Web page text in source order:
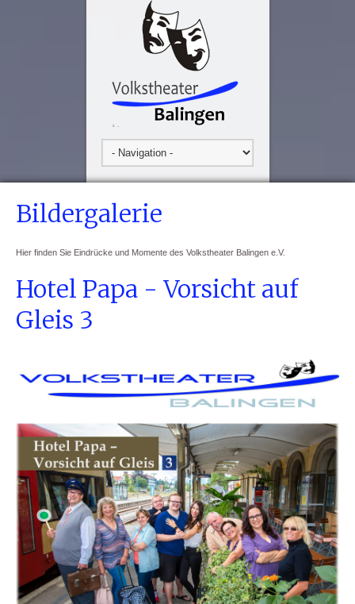
Bildergalerie
Hier finden Sie Eindrücke und Momente des Volkstheater Balingen e.V.
Hotel Papa - Vorsicht auf
Gleis 3